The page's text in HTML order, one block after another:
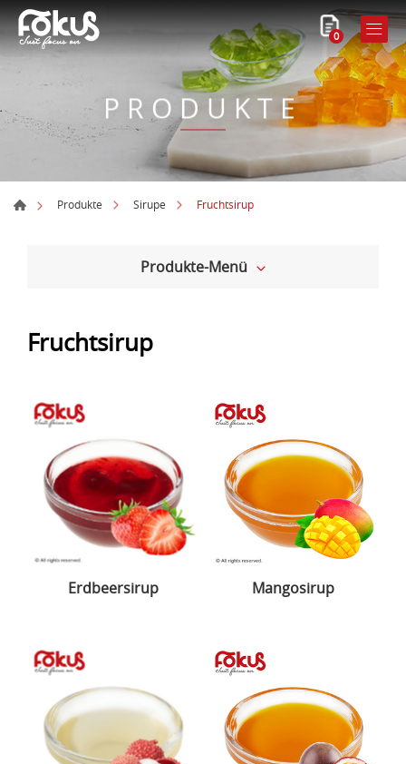
0
PRODUKTE
Produkte Sirupe Fruchtsirup
Produkte-Menü
Fruchtsirup
Erdbeersirup Mangosirup